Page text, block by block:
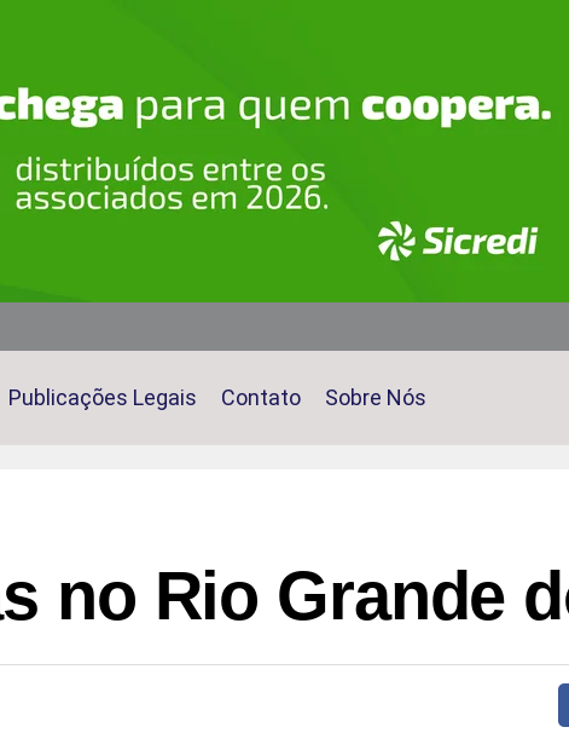
Publicações Legais Contato Sobre Nós
no Rio Grande